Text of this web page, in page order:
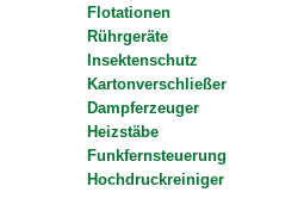
Flotationen
Rührgeräte
Insektenschutz
Kartonverschließer
Dampferzeuger
Heizstäbe
Funkfernsteuerung
Hochdruckreiniger